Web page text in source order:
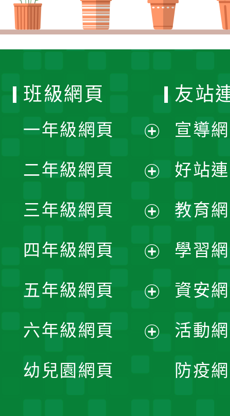
班級網頁
一年級網頁
開
選
單
二年級網頁
開
選
單
三年級網頁
開
選
單
四年級網頁
開
選
五年級網頁
開
六年級網頁
幼兒園網頁
友站
宣導
好站
教育
學習
資安
活動
防疫